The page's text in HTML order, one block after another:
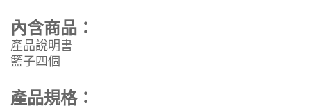
內含商品：
產品說明書
籃子四個
產品規格：